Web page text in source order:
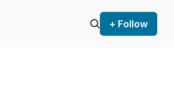
+ Follow